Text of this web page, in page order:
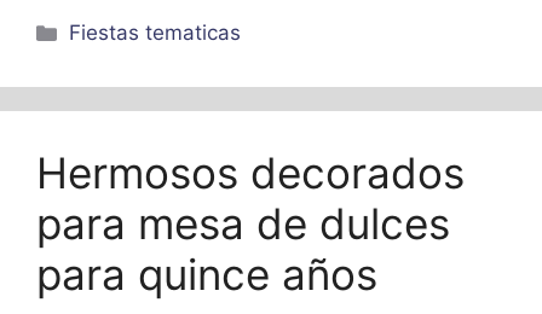
Categorías
Fiestas tematicas
Hermosos decorados
para mesa de dulces
para quince años